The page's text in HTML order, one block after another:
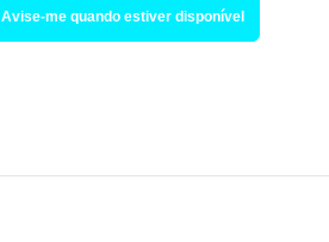
Avise-me quando estiver disponível